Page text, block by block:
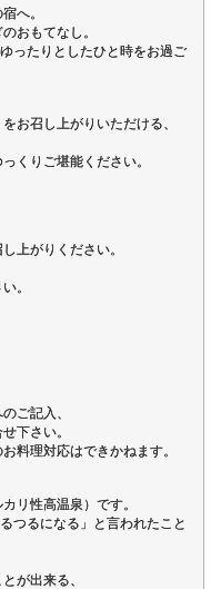
へ。
おもてなし。
ったりとしたひと時をお過ご
お召し上がりいただける、
くりご堪能ください。
上がりください。
。
ご記入、
下さい。
料理対応はできかねます。
リ性高温泉）です。
つるになる」と言われたこと
が出来る、